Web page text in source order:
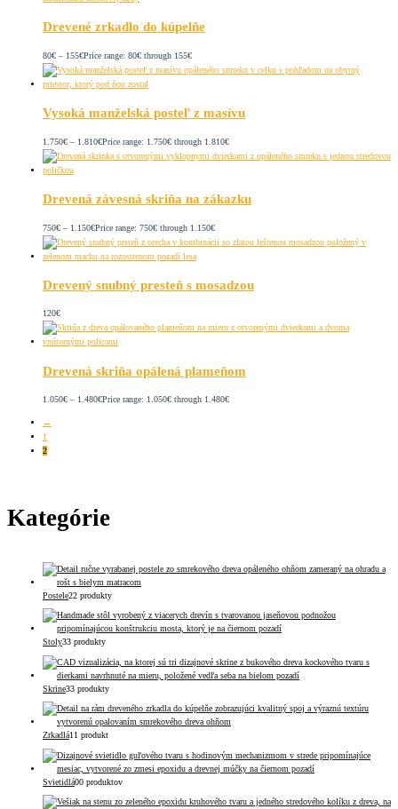
Drevené zrkadlo do kúpelňe
80€ – 155€Price range: 80€ through 155€
Vysoká manželská posteľ z masívu
1.750€ – 1.810€Price range: 1.750€ through 1.810€
Drevená závesná skriňa na zákazku
750€ – 1.150€Price range: 750€ through 1.150€
Drevený snubný presteň s mosadzou
120€
Drevená skriňa opálená plameňom
1.050€ – 1.480€Price range: 1.050€ through 1.480€
←
1
2
Kategórie
Postele22 produkty
Stoly33 produkty
Skrine33 produkty
Zrkadlá11 produkt
Svietidlá00 produktov